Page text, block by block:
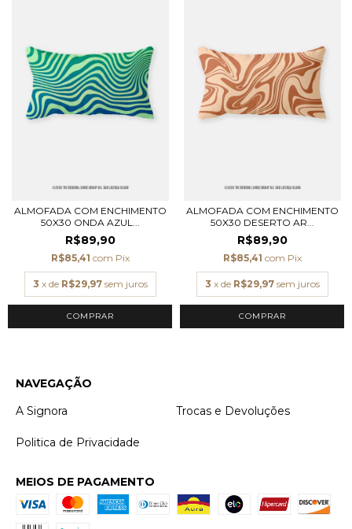
ALMOFADA COM ENCHIMENTO
50X30 ONDA AZUL...
R$89,90
R$85,41 com Pix
3 x de R$29,97 sem juros
ALMOFADA COM ENCHIMENTO
50X30 DESERTO AR...
R$89,90
R$85,41 com Pix
3 x de R$29,97 sem juros
NAVEGAÇÃO
A Signora
Trocas e Devoluções
Politica de Privacidade
MEIOS DE PAGAMENTO